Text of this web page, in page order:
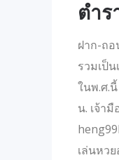
ตำร
ฝาก-ถอ
รวมเป็
ในพ.ศ.
น. เจ้า
เล่นหว